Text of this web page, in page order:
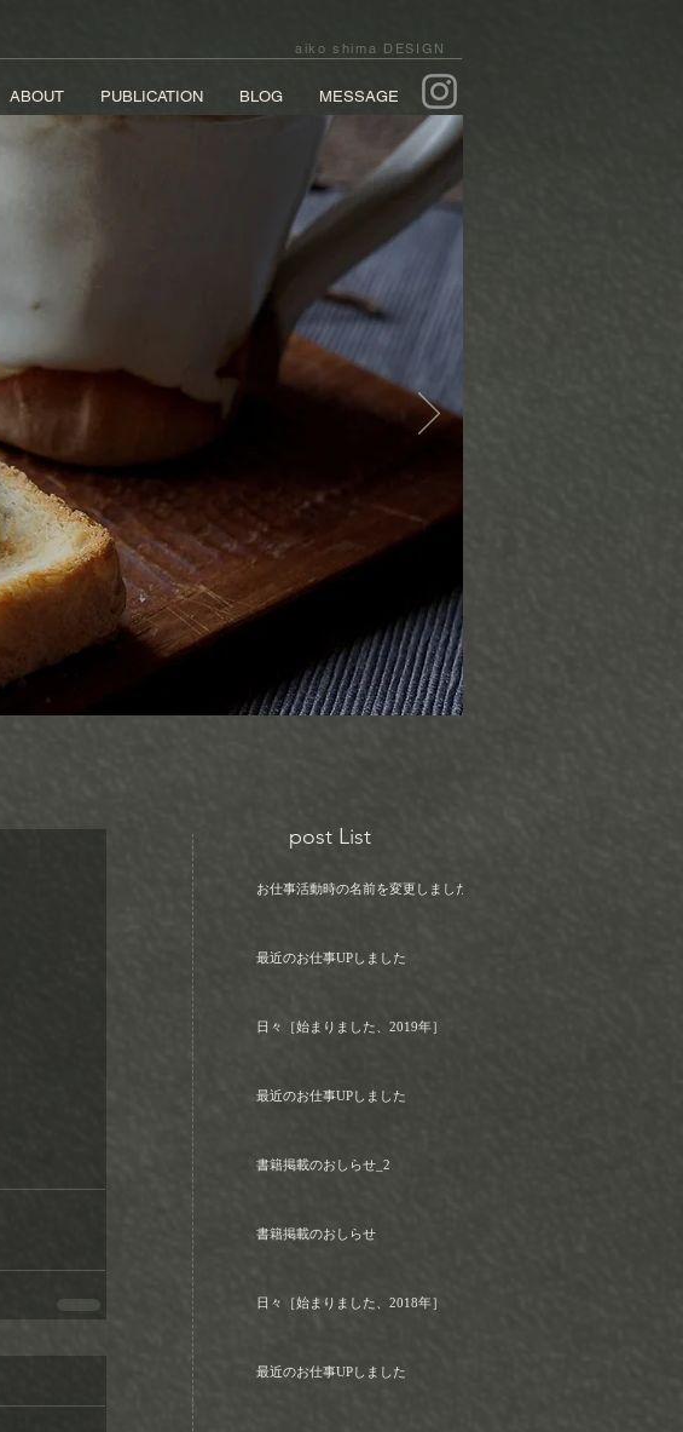
ABOUT PUBLICATION BLOG MESSAGE
aiko shima DESIGN
お仕事活動時の名前を変更しました！
最近のお仕事UPしました
日々［始まりました、2019年］
最近のお仕事UPしました
書籍掲載のおしらせ_2
書籍掲載のおしらせ
日々［始まりました、2018年］
最近のお仕事UPしました
post List